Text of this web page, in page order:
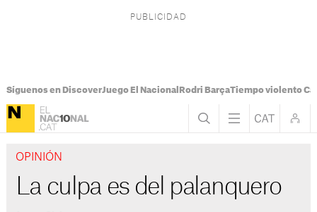
Síguenos en DiscoverJuego El Nacional Rodri BarçaTiempo violento
OPINIÓN
La culpa es del palanquero